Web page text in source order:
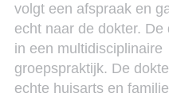
volgt een afspraak en
echt naar de dokter. De
in een multidisciplinaire
groepspraktijk. De
echte huisarts en